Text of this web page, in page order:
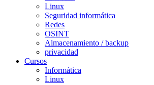
Linux
Seguridad informática
Redes
OSINT
Almacenamiento / backup
privacidad
Cursos
Informática
Linux